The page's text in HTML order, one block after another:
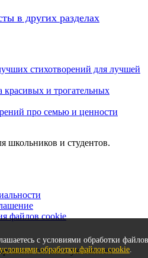
в других разделах
стихотворений для лучшей
и трогательных
про семью и ценности
с условиями обработки файлов
условиями обработки файлов cookie.
школьников и студентов.
файлов cookie
только с указанием